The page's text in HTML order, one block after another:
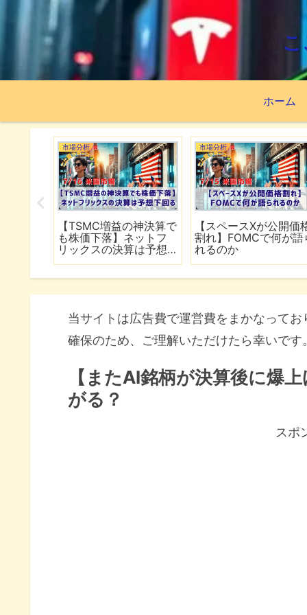
ホーム
市場分析
【TSMC増益の神決算で
も株価下落】ネットフ
リックスの決算は予想
市場分析
【スペースXが公開価
割れ】FOMCで何が語
れるのか
当サイトは広告費で運営費をまかなって
確保のため、ご理解いただけたら幸いです
【またAI銘柄が決算後に爆
がる？
スポ